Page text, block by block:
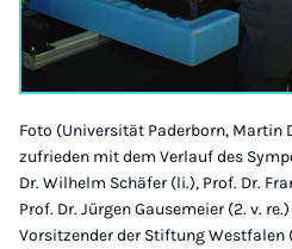
Foto (Universität Paderborn, Martin
zufrieden mit dem Verlauf des
Dr. Wilhelm Schäfer (li.), Prof. Dr.
Prof. Dr. Jürgen Gausemeier (2. v.
Vorsitzender der Stiftung Westfalen